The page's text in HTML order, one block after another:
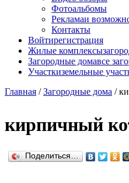
Фотоальбомы
Рекламаи
Контакты
Войтирегистрация
Жилые комплексы
Загородные домавсе
Участкиземельные
Главная / Загородные дома /
кирпичный
Поделиться…